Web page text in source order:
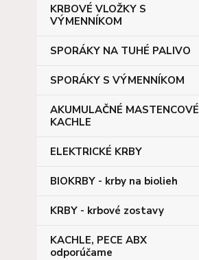
KRBOVÉ VLOŽKY S
VÝMENNÍKOM
SPORÁKY NA TUHÉ PALIVO
SPORÁKY S VÝMENNÍKOM
AKUMULAČNÉ MASTENCOVÉ
KACHLE
ELEKTRICKÉ KRBY
BIOKRBY - krby na biolieh
KRBY - krbové zostavy
KACHLE, PECE ABX
odporúčame